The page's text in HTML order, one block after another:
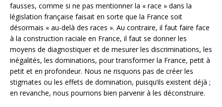
fausses, comme si ne pas mentionner la « race » dans la
législation française faisait en sorte que la France soit
désormais « au-delà des races ». Au contraire, il faut faire face
à la construction raciale en France, il faut se donner les
moyens de diagnostiquer et de mesurer les discriminations, les
inégalités, les dominations, pour transformer la France, petit à
petit et en profondeur. Nous ne risquons pas de créer les
stigmates ou les effets de domination, puisqu’ils existent déjà ;
en revanche, nous pourrions bien parvenir à les déconstruire.